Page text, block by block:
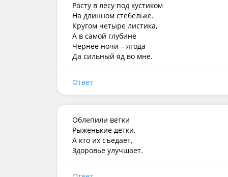
Расту в лесу под кустиком
На длинном стебельке.
Кругом четыре листика,
А в самой глубине
Чернее ночи – ягода
Да сильный яд во мне.
Ответ
Облепили ветки
Рыженькие детки.
А кто их съедает,
Здоровье улучшает.